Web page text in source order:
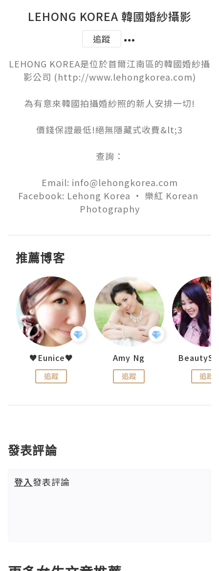
LEHONG KOREA 韓國婚紗攝影
追蹤
LEHONG KOREA是位於首爾江南區的韓國婚紗攝
影公司 (http://www.lehongkorea.com)
為有意來韓國拍攝婚紗照的新人安排一切!
價錢保證最低!絕無隱藏式收費&lt;3
查詢：
Email: info@lehongkorea.com
Facebook: Lehong Korea • 樂紅 Korean
Photography
推薦博客
♥Eunice♥
追蹤
Amy Ng
追蹤 追蹤
發表評論
登入發表評論